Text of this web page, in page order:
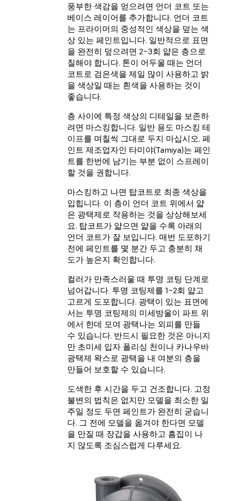
풍부한 색감을 얻으려면 언더 코트 또는
베이스 레이어를 추가합니다. 언더 코트
는 프라이머의 중성적인 색상을 덮는 색
상 있는 페인트입니다. 일반적으로 표면
을 완전히 덮으려면 2~3회 얇은 층으로
칠해야 합니다. 톤이 어두울 때는 언더
코트로 검은색을 제일 많이 사용하고 밝
을 색상일 때는 흰색을 사용하는 것이
좋습니다.
층 사이에 특정 색상의 디테일을 보존하
려면 마스킹합니다. 일반 용도 마스킹 테
이프를 며칠씩 그대로 두지 마십시오. 페
인트 제조업자인 타미야(Tamiya)는 페인
트를 한번에 남기는 부분 없이 스프레이
할 것을 권합니다.
마스킹하고 나면 탑코트로 최종 색상을
입힙니다. 이 층이 언더 코트 위에서 얇
은 광택제로 작용하는 것을 상상해보세
요. 탑코트가 얇으면 얇을 수록 아래의
언더 코트가 잘 보입니다. 매번 도포하기
전에 페인트를 몇 분간 두고 충분히 채
도가 높은지 확인합니다.
컬러가 만족스러울 때 투명 코팅 단계로
넘어갑니다. 투명 코팅제를 1~2회 얇고
고르게 도포합니다. 광택이 있는 표면에
서는 투명 코팅제의 미세방울이 파트 위
에서 한데 모여 광택나는 외피를 만들
수 있습니다. 반드시 필요한 것은 아니지
만 초미세 입자 폴리싱 천이나 카나우바
광택제 왁스로 광택을 내 여분의 층을
만들어 보호할 수 있습니다.
도색한 후 시간을 두고 건조합니다. 고정
불변의 법칙은 없지만 모델을 최소한 일
주일 정도 두면 페인트가 완전히 굳습니
다. 그 전에 모델을 옮겨야 한다면 모델
을 만질 때 장갑을 사용하고 흠집이 나
지 않도록 조심스럽게 다루세요.